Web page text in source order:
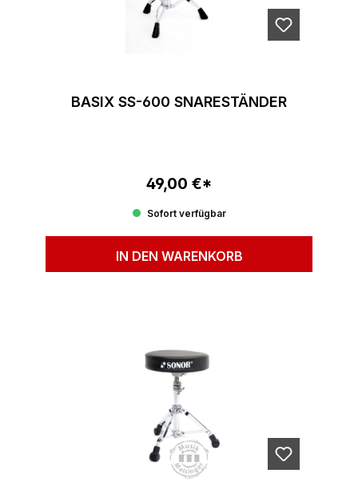
BASIX SS-600 SNARESTÄNDER
Regulärer Preis:
49,00 €*
Sofort verfügbar
IN DEN WARENKORB